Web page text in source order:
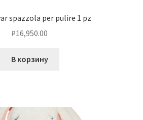
spazzola per pulire 1 pz
₽16,950.00
В корзину